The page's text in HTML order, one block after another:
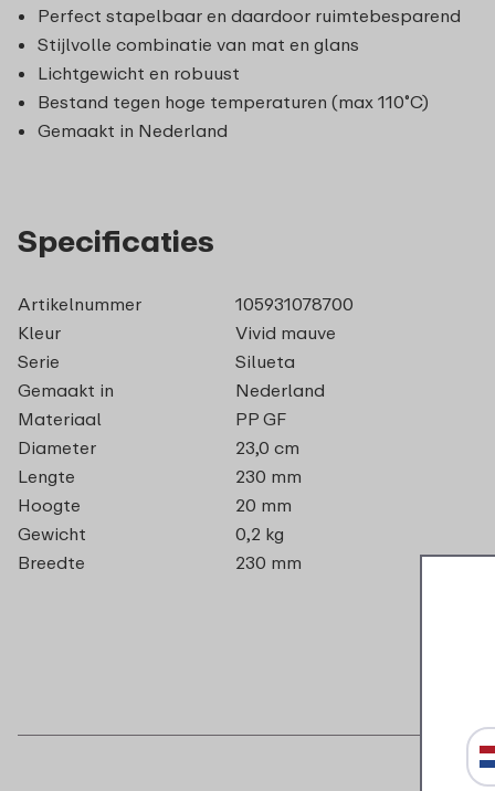
Perfect stapelbaar en daardoor ruimtebesparend
Stijlvolle combinatie van mat en glans
Lichtgewicht en robuust
Bestand tegen hoge temperaturen (max 110˚C)
Gemaakt in Nederland
Specificaties
Artikelnummer
105931078700
Kleur
Vivid mauve
Serie
Silueta
Gemaakt in
Nederland
Materiaal
PP GF
Diameter
23,0 cm
Lengte
230 mm
Hoogte
20 mm
Gewicht
0,2 kg
Breedte
230 mm